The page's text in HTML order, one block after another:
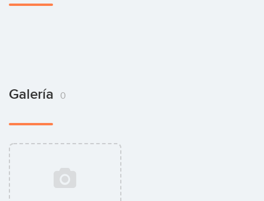
Galería 0